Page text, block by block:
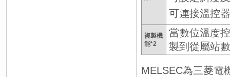
可連接溫控
複製機
能*2
當數位溫度
製到從屬站
MELSEC為三菱電